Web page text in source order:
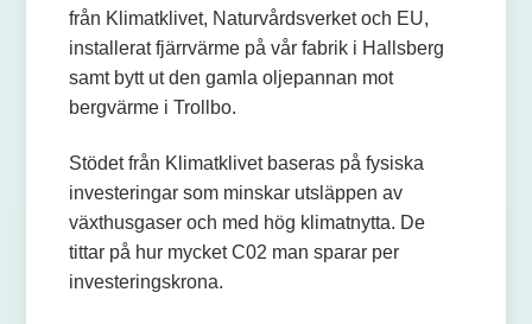
från Klimatklivet, Naturvårdsverket och EU,
installerat fjärrvärme på vår fabrik i Hallsberg
samt bytt ut den gamla oljepannan mot
bergvärme i Trollbo.
Stödet från Klimatklivet baseras på fysiska
investeringar som minskar utsläppen av
växthusgaser och med hög klimatnytta. De
tittar på hur mycket C02 man sparar per
investeringskrona.